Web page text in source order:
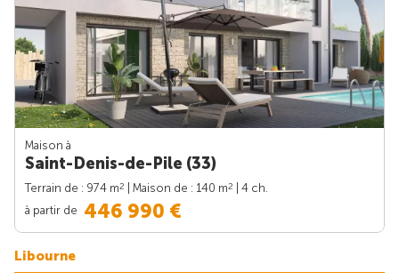
Maison à
Saint-Denis-de-Pile (33)
Terrain de : 974 m2 | Maison de : 140 m2
| 4 ch.
à partir de 446 990 €
Libourne